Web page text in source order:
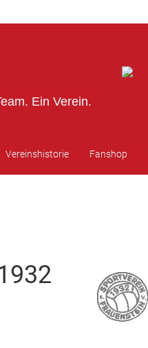
Ein Verein.
Vereinshistorie Fanshop